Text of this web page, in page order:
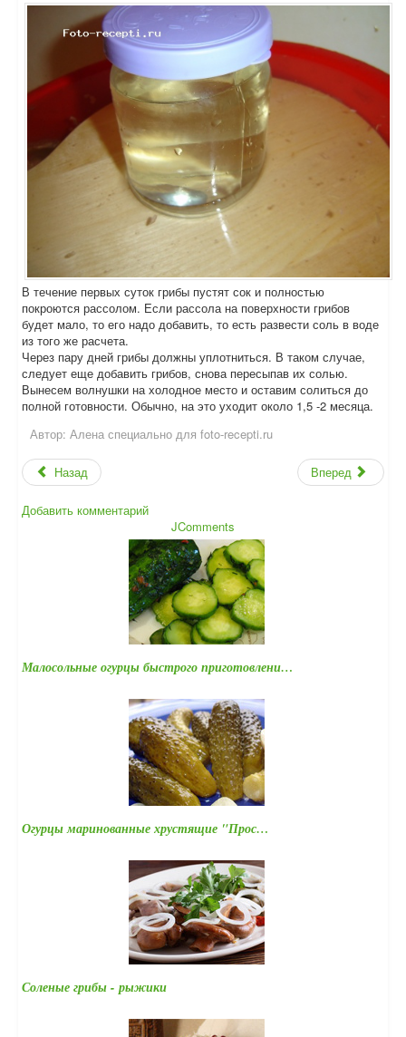
В течение первых суток грибы пустят сок и полностью
покроются рассолом. Если рассола на поверхности грибов
будет мало, то его надо добавить, то есть развести соль в воде
из того же расчета.
Через пару дней грибы должны уплотниться. В таком случае,
следует еще добавить грибов, снова пересыпав их солью.
Вынесем волнушки на холодное место и оставим солиться до
полной готовности. Обычно, на это уходит около 1,5 -2 месяца.
Автор: Алена специально для foto-recepti.ru
Назад Вперед
Добавить комментарий
JComments
Малосольные огурцы быстрого приготовлени…
Огурцы маринованные хрустящие "Прос…
Соленые грибы - рыжики